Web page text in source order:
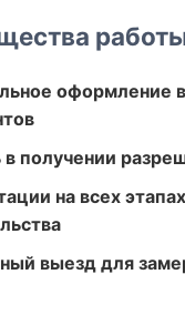
оформление
получении
на всех этапах
выезд для